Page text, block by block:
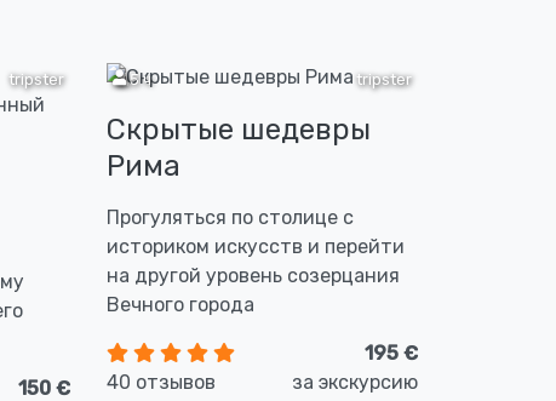
tripster
150 €
tripster
2,5 ч
Скрытые шедевры
Рима
Прогуляться по столице с
историком искусств и перейти
на другой уровень созерцания
Вечного города
40 отзывов
195 €
за экскурсию